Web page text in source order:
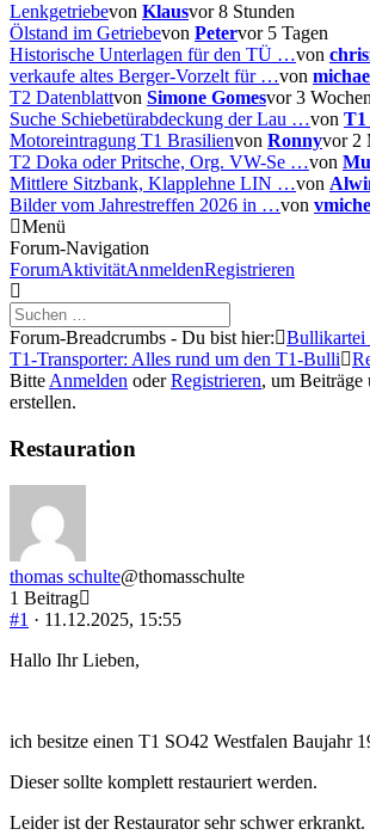
Lenkgetriebevon Klausvor 8 Stunden
Ölstand im Getriebevon Petervor 5 Tagen
Historische Unterlagen für den TÜ …von
verkaufe altes Berger-Vorzelt für …von
T2 Datenblattvon Simone Gomesvor 3 Wochen
Suche Schiebetürabdeckung der Lau …von
Motoreintragung T1 Brasilienvon Ronnyvor 2
T2 Doka oder Pritsche, Org. VW-Se …von
Mittlere Sitzbank, Klapplehne LIN …von
Bilder vom Jahrestreffen 2026 in …von
Menü
Forum-Navigation
ForumAktivitätAnmeldenRegistrieren
Forum-Breadcrumbs - Du bist hier: Bullikartei
T1-Transporter: Alles rund um den T1-Bulli
Bitte Anmelden oderRegistrieren, um Beiträge
erstellen.
Restauration
thomas schulte@thomasschulte
1 Beitrag
#1 · 11.12.2025, 15:55
Hallo Ihr Lieben,
ich besitze einen T1 SO42 Westfalen Baujahr
Dieser sollte komplett restauriert werden.
Leider ist der Restaurator sehr schwer erkrankt.